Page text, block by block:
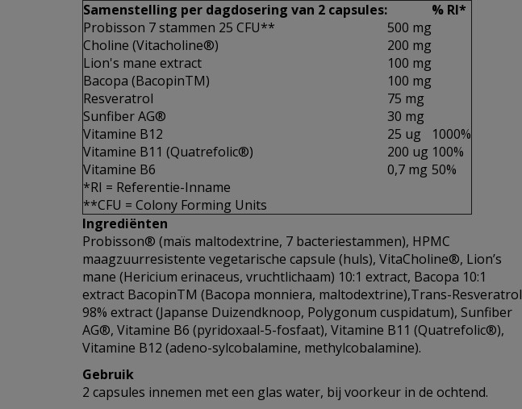
Samenstelling per dagdosering van 2 capsules:
% RI*
Probisson 7 stammen 25 CFU**
500 mg
Choline (Vitacholine®)
200 mg
Lion's mane extract
100 mg
Bacopa (BacopinTM)
100 mg
Resveratrol
75 mg
Sunfiber AG®
30 mg
Vitamine B12
25 ug
1000%
Vitamine B11 (Quatrefolic®)
200 ug 100%
Vitamine B6
0,7 mg 50%
*RI = Referentie-Inname
**CFU = Colony Forming Units
Ingrediënten
Probisson® (maïs maltodextrine, 7 bacteriestammen), HPMC
maagzuurresistente vegetarische capsule (huls), VitaCholine®, Lion’s
mane (Hericium erinaceus, vruchtlichaam) 10:1 extract, Bacopa 10:1
extract BacopinTM (Bacopa monniera, maltodextrine),Trans-Resveratrol
98% extract (Japanse Duizendknoop, Polygonum cuspidatum), Sunfiber
AG®, Vitamine B6 (pyridoxaal-5-fosfaat), Vitamine B11 (Quatrefolic®),
Vitamine B12 (adeno-sylcobalamine, methylcobalamine).
Gebruik
2 capsules innemen met een glas water, bij voorkeur in de ochtend.